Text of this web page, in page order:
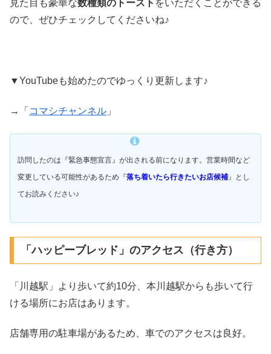
見た目も豪華な数種類のトースト をいただくことができる
ので、ぜひチェックしてくださいね♪
▼YouTubeも始めたのでゆっくり更新します♪
→「 コマシチャンネル 」
訪問したのは『緊急事態宣言』が出される前になります。営業時間など
変更している可能性があるため『落ち着いたら行きたいお店候補』とし
てお読みください♪
「ハッピーブレッド」のアクセス（行き方）
「川越駅」より歩いて約10分、本川越駅からも歩いて行
ける場所にお店はあります。
店舗専用の駐車場があるため、車でのアクセスは良好。